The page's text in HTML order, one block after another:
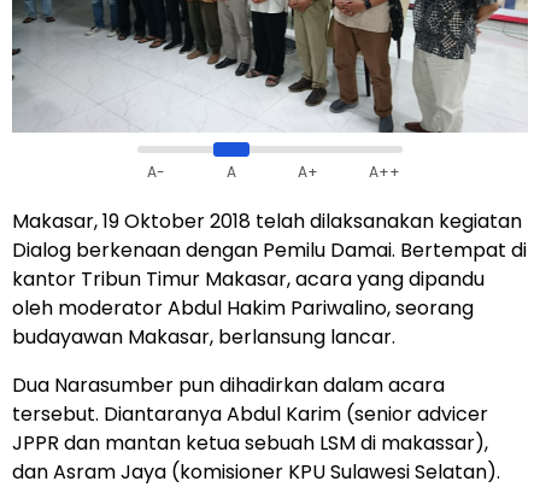
A- A A+ A++
Makasar, 19 Oktober 2018 telah dilaksanakan kegiatan
Dialog berkenaan dengan Pemilu Damai. Bertempat di
kantor Tribun Timur Makasar, acara yang dipandu
oleh moderator Abdul Hakim Pariwalino, seorang
budayawan Makasar, berlansung lancar.
Dua Narasumber pun dihadirkan dalam acara
tersebut. Diantaranya Abdul Karim (senior advicer
JPPR dan mantan ketua sebuah LSM di makassar),
dan Asram Jaya (komisioner KPU Sulawesi Selatan).